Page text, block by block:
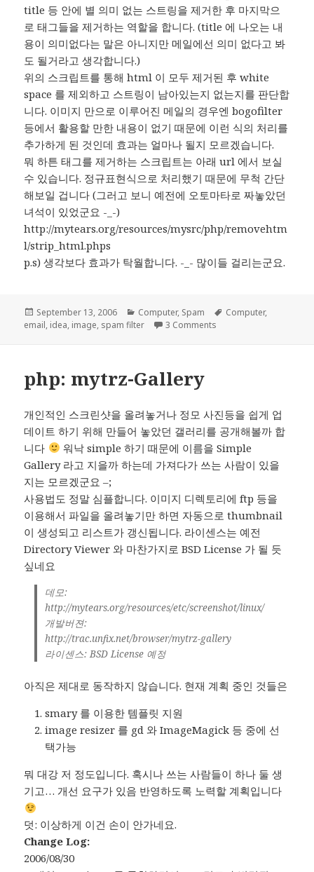
title 등 안에 별 의미 없는 스트링을 제거한 후 마지막으
로 태그들을 제거하는 역할을 합니다. (title 에 나오는 내
용이 의미없다는 말은 아니지만 메일에선 의미 없다고 봐
도 될거라고 생각합니다.)
위의 스크립트를 통해 html 이 모두 제거된 후 white
space 를 제외하고 스트링이 남아있는지 없는지를 판단합
니다. 이미지 만으로 이루어진 메일의 경우엔 bogofilter
등에서 활용할 만한 내용이 없기 때문에 이런 식의 처리를
추가하게 된 것인데 효과는 얼마나 될지 모르겠습니다.
뭐 하튼 태그를 제거하는 스크립트는 아래 url 에서 보실
수 있습니다. 정규표현식으로 처리했기 때문에 무척 간단
해보일 겁니다 (그러고 보니 예전에 오토마타로 짜놓았던
녀석이 있었군요 -_-)
http://mytears.org/resources/mysrc/php/removehtm
l/strip_html.phps
p.s) 생각보다 효과가 탁월합니다. -_- 많이들 걸리는군요.
Posted
on
September 13, 2006 Categories
Computer, Spam Tags
Computer,
email, idea, image, spam filter 3 Comments
php: mytrz-Gallery
개인적인 스크린샷을 올려놓거나 정모 사진등을 쉽게 업
데이트 하기 위해 만들어 놓았던 갤러리를 공개해볼까 합
니다
워낙 simple 하기 때문에 이름을 Simple
Gallery 라고 지을까 하는데 가져다가 쓰는 사람이 있을
지는 모르겠군요 –;
사용법도 정말 심플합니다. 이미지 디렉토리에 ftp 등을
이용해서 파일을 올려놓기만 하면 자동으로 thumbnail
이 생성되고 리스트가 갱신됩니다. 라이센스는 예전
Directory Viewer 와 마찬가지로 BSD License 가 될 듯
싶네요
데모:
http://mytears.org/resources/etc/screenshot/linux/
개발버젼:
http://trac.unfix.net/browser/mytrz-gallery
라이센스: BSD License 예정
아직은 제대로 동작하지 않습니다. 현재 계획 중인 것들은
smary 를 이용한 템플릿 지원
image resizer 를 gd 와 ImageMagick 등 중에 선
택가능
뭐 대강 저 정도입니다. 혹시나 쓰는 사람들이 하나 둘 생
기고… 개선 요구가 있음 반영하도록 노력할 계획입니다
덧: 이상하게 이건 손이 안가네요.
Change Log:
2006/08/30